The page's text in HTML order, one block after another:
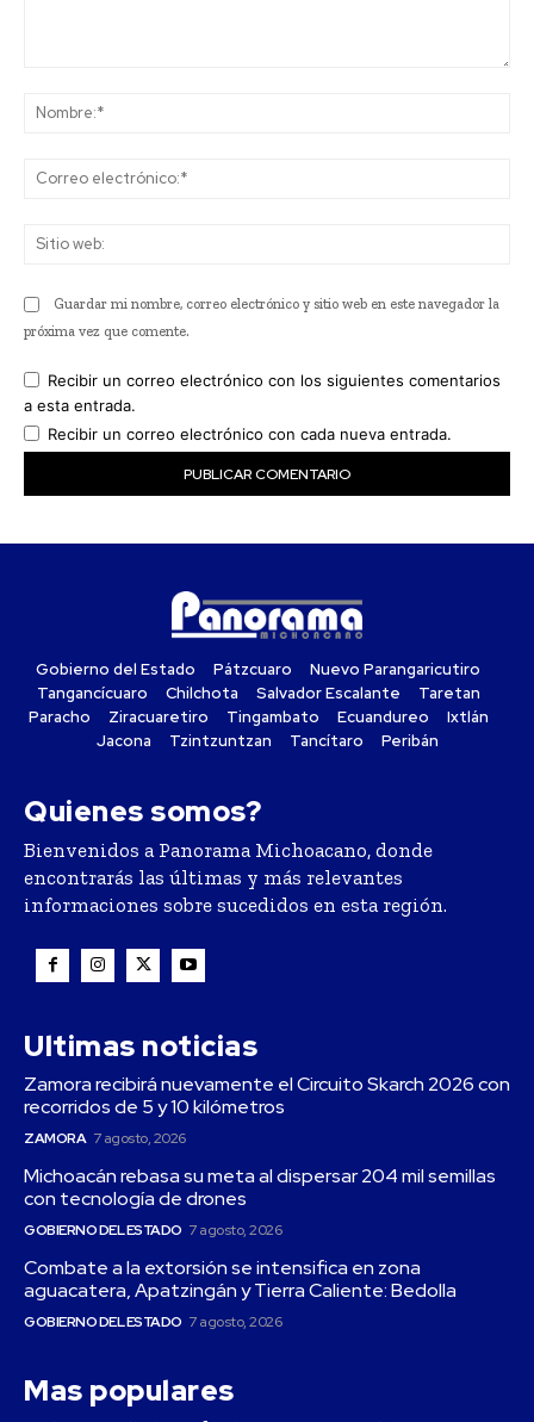
Guardar mi nombre, correo electrónico y sitio web en este navegador la
próxima vez que comente.
Recibir un correo electrónico con los siguientes comentarios
a esta entrada.
Recibir un correo electrónico con cada nueva entrada.
Gobierno del Estado Pátzcuaro
Nuevo Parangaricutiro
Tangancícuaro
Chilchota Salvador Escalante
Taretan
Paracho
Ziracuaretiro Tingambato Ecuandureo
Ixtlán
Jacona
Tzintzuntzan Tancítaro Peribán
Quienes somos?
Bienvenidos a Panorama Michoacano, donde
encontrarás las últimas y más relevantes
informaciones sobre sucedidos en esta región.
Ultimas noticias
Zamora recibirá nuevamente el Circuito Skarch 2026 con
recorridos de 5 y 10 kilómetros
ZAMORA 7 agosto, 2026
Michoacán rebasa su meta al dispersar 204 mil semillas
con tecnología de drones
GOBIERNO DEL ESTADO 7 agosto, 2026
Combate a la extorsión se intensifica en zona
aguacatera, Apatzingán y Tierra Caliente: Bedolla
GOBIERNO DEL ESTADO 7 agosto, 2026
Mas populares